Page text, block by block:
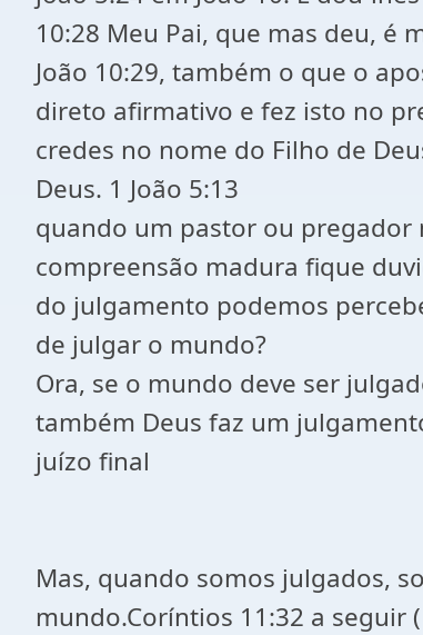
10:28 Meu Pai, que mas deu, é
João 10:29, também o que o
direto afirmativo e fez isto no
credes no nome do Filho de
Deus. 1 João 5:13
quando um pastor ou pregador
compreensão madura fique
do julgamento podemos
de julgar o mundo?
Ora, se o mundo deve ser
também Deus faz um
juízo final
Mas, quando somos julgados,
mundo.Coríntios 11:32 a seguir